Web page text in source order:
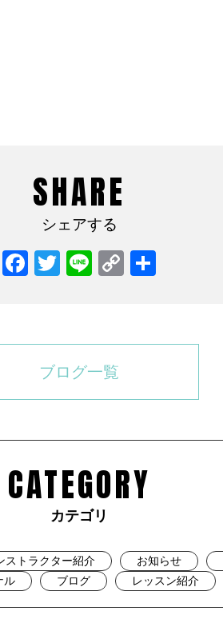
SHARE
シェアする
Facebook
TwitterLineCopy
ブログ一覧
CATEGORY
カテゴリ
ストラクター紹介 お知らせ
ル ブログ レッスン紹介